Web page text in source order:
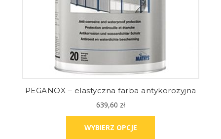
PEGANOX – elastyczna farba antykorozyjna
639,60 zł
WYBIERZ OPCJE